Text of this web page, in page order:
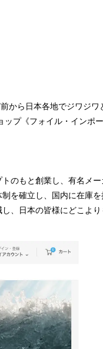
から日本各地でジワジワ
ップ《フォイル・インポ
のもと創業し、有名メー
を確立し、国内に在庫を
、日本の皆様にどこより